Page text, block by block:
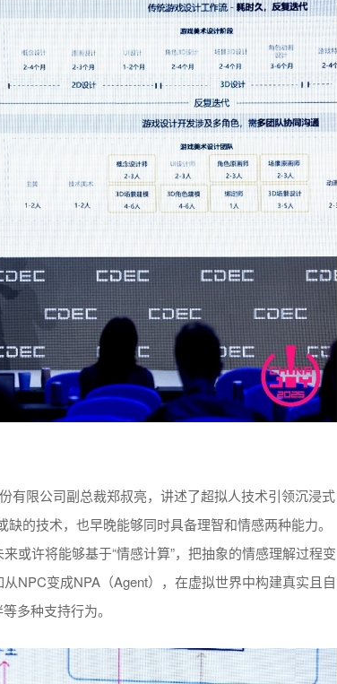
有限公司副总裁郑叔亮，讲述了超拟人技术引领沉浸式
的技术，也早晚能够同时具备理智和情感两种能力。
或许将能够基于“情感计算”，把抽象的情感理解过程变
NPC变成NPA（Agent），在虚拟世界中构建真实且自
多种支持行为。